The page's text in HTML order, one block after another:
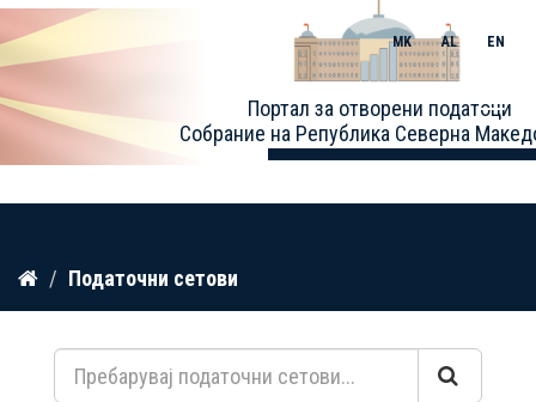
Прескокнете
содржина
Портал за отворени податоци
Собрание на Република Северна
MK AL EN
Toggle
Податочни сетови